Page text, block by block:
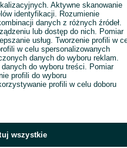
Aktywne skanowanie
identyfikacji. Rozumienie
danych z różnych źródeł.
lub dostęp do nich. Pomiar
usług. Tworzenie profili w
w celu spersonalizowanych
danych do wyboru reklam.
do wyboru treści. Pomiar
profili do wyboru
profili w celu doboru
wszystkie